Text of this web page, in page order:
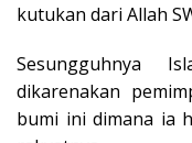
kutukan dari Allah
Sesungguhnya
dikarenakan
bumi ini dimana ia